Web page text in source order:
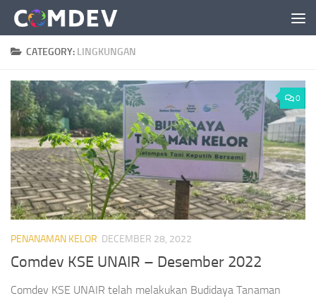
Skip to content
CATEGORY: LINGKUNGAN
0
PENANAMAN KELOR DECEMBER 28, 2022
Comdev KSE UNAIR – Desember 2022
Comdev KSE UNAIR telah melakukan Budidaya Tanaman